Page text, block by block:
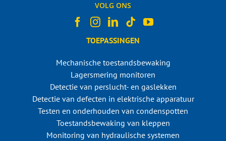
VOLG ONS
TOEPASSINGEN
Mechanische toestandsbewaking
Lagersmering monitoren
Detectie van perslucht- en gaslekken
Detectie van defecten in elektrische apparatuur
Testen en onderhouden van condenspotten
Toestandsbewaking van kleppen
Monitoring van hydraulische systemen